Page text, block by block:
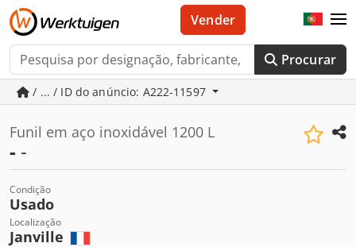
Procurar
Vender
/ ... / ID do anúncio: A222-11597
Funil em aço inoxidável 1200 L
- -
Condição
Usado
Localização
Janville